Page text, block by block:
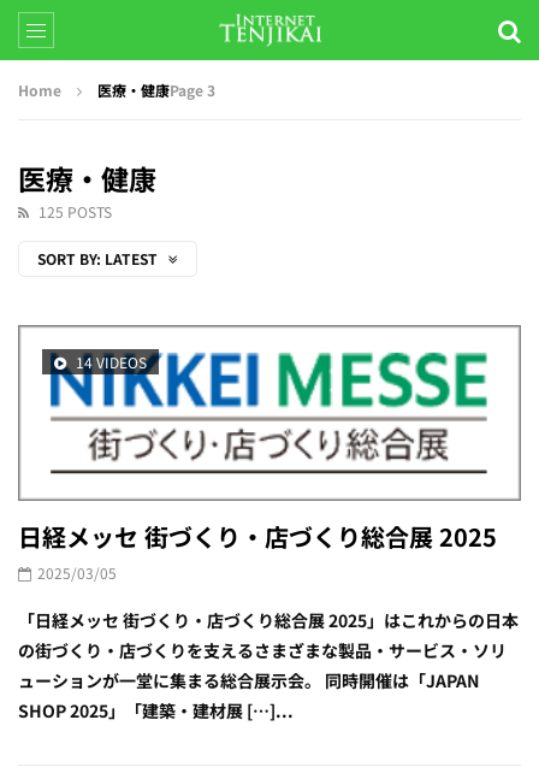
Home 医療・健康Page 3
医療・健康
125 POSTS
SORT BY: LATEST
14 VIDEOS
日経メッセ 街づくり・店づくり総合展 2025
2025/03/05
「日経メッセ 街づくり・店づくり総合展 2025」はこれからの日本
の街づくり・店づくりを支えるさまざまな製品・サービス・ソリ
ューションが一堂に集まる総合展示会。 同時開催は「JAPAN
SHOP 2025」「建築・建材展 […]...